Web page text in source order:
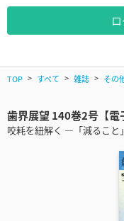
TOP すべて 雑誌 その
歯界展望 140巻2号【電
咬耗を紐解く ―「減ること